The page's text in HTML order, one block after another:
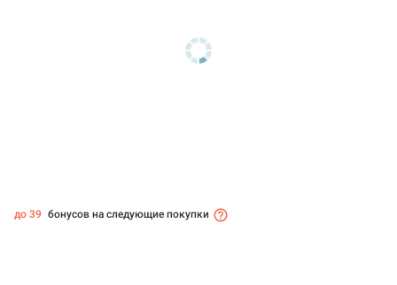
до 39 бонусов на следующие покупки